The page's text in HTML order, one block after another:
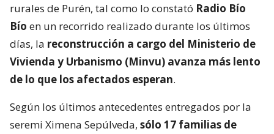
rurales de Purén, tal como lo constató Radio Bío
Bío en un recorrido realizado durante los últimos
días, la reconstrucción a cargo del Ministerio de
Vivienda y Urbanismo (Minvu) avanza más lento
de lo que los afectados esperan.
Según los últimos antecedentes entregados por la
seremi Ximena Sepúlveda, sólo 17 familias de